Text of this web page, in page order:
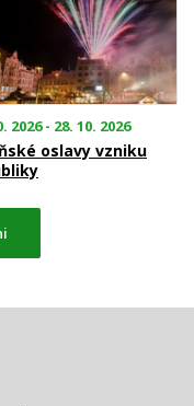
2026 - 28. 10. 2026
oslavy vzniku